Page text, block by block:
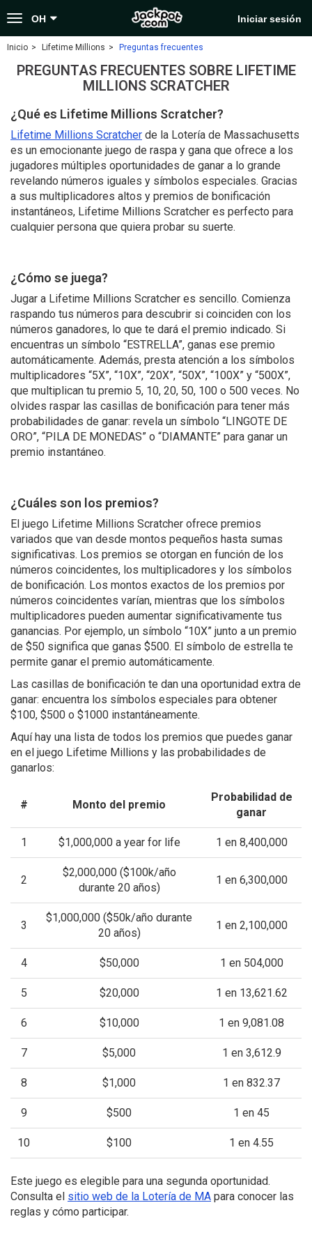
Toggle
navigation
OH Iniciar sesión
Inicio Lifetime Millions Preguntas frecuentes
PREGUNTAS FRECUENTES SOBRE LIFETIME
MILLIONS SCRATCHER
¿Qué es Lifetime Millions Scratcher?
Lifetime Millions Scratcher de la Lotería de Massachusetts
es un emocionante juego de raspa y gana que ofrece a los
jugadores múltiples oportunidades de ganar a lo grande
revelando números iguales y símbolos especiales. Gracias
a sus multiplicadores altos y premios de bonificación
instantáneos, Lifetime Millions Scratcher es perfecto para
cualquier persona que quiera probar su suerte.
¿Cómo se juega?
Jugar a Lifetime Millions Scratcher es sencillo. Comienza
raspando tus números para descubrir si coinciden con los
números ganadores, lo que te dará el premio indicado. Si
encuentras un símbolo “ESTRELLA”, ganas ese premio
automáticamente. Además, presta atención a los símbolos
multiplicadores “5X”, “10X”, “20X”, “50X”, “100X” y “500X”,
que multiplican tu premio 5, 10, 20, 50, 100 o 500 veces. No
olvides raspar las casillas de bonificación para tener más
probabilidades de ganar: revela un símbolo “LINGOTE DE
ORO”, “PILA DE MONEDAS” o “DIAMANTE” para ganar un
premio instantáneo.
¿Cuáles son los premios?
El juego Lifetime Millions Scratcher ofrece premios
variados que van desde montos pequeños hasta sumas
significativas. Los premios se otorgan en función de los
números coincidentes, los multiplicadores y los símbolos
de bonificación. Los montos exactos de los premios por
números coincidentes varían, mientras que los símbolos
multiplicadores pueden aumentar significativamente tus
ganancias. Por ejemplo, un símbolo “10X” junto a un premio
de $50 significa que ganas $500. El símbolo de estrella te
permite ganar el premio automáticamente.
Las casillas de bonificación te dan una oportunidad extra de
ganar: encuentra los símbolos especiales para obtener
$100, $500 o $1000 instantáneamente.
Aquí hay una lista de todos los premios que puedes ganar
en el juego Lifetime Millions y las probabilidades de
ganarlos:
# Monto del premio
Probabilidad de
ganar
1 $1,000,000 a year for life 1 en 8,400,000
2
$2,000,000 ($100k/año
durante 20 años)
1 en 6,300,000
3
$1,000,000 ($50k/año durante
20 años)
1 en 2,100,000
4 $50,000 1 en 504,000
5 $20,000 1 en 13,621.62
6 $10,000 1 en 9,081.08
7 $5,000 1 en 3,612.9
8 $1,000 1 en 832.37
9 $500 1 en 45
10 $100 1 en 4.55
Este juego es elegible para una segunda oportunidad.
Consulta el sitio web de la Lotería de MA para conocer las
reglas y cómo participar.